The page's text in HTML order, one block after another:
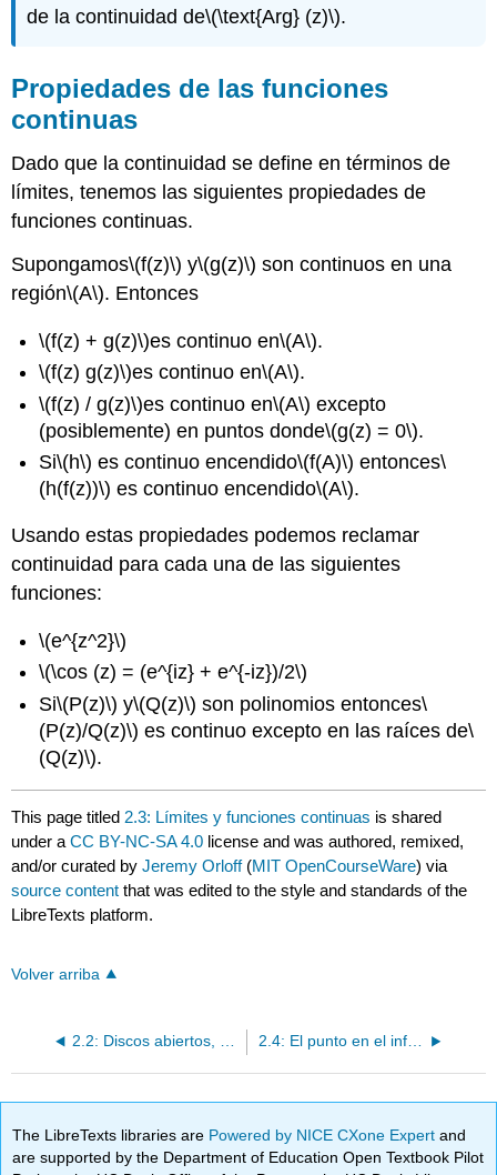
de la continuidad de\(\text{Arg} (z)\).
Propiedades de las funciones
continuas
Dado que la continuidad se define en términos de
límites, tenemos las siguientes propiedades de
funciones continuas.
Supongamos\(f(z)\) y\(g(z)\) son continuos en una
región\(A\). Entonces
\(f(z) + g(z)\)es continuo en\(A\).
\(f(z) g(z)\)es continuo en\(A\).
\(f(z) / g(z)\)es continuo en\(A\) excepto
(posiblemente) en puntos donde\(g(z) = 0\).
Si\(h\) es continuo encendido\(f(A)\) entonces\
(h(f(z))\) es continuo encendido\(A\).
Usando estas propiedades podemos reclamar
continuidad para cada una de las siguientes
funciones:
\(e^{z^2}\)
\(\cos (z) = (e^{iz} + e^{-iz})/2\)
Si\(P(z)\) y\(Q(z)\) son polinomios entonces\
(P(z)/Q(z)\) es continuo excepto en las raíces de\
(Q(z)\).
This page titled 2.3: Límites y funciones continuas is shared
under aCC BY-NC-SA 4.0 license and was authored, remixed,
and/or curated byJeremy Orloff(MIT OpenCourseWare) via
source content that was edited to the style and standards of the
LibreTexts platform.
Volver arriba
2.2: Discos abiertos, discos eliminados abiertos y regiones abiertas 2.4: El punto en el infinito
The LibreTexts libraries are Powered by NICE CXone Expertand
are supported by the Department of Education Open Textbook Pilot